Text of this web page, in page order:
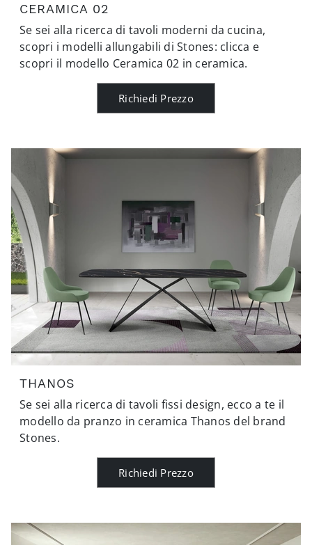
CERAMICA 02
Se sei alla ricerca di tavoli moderni da cucina,
scopri i modelli allungabili di Stones: clicca e
scopri il modello Ceramica 02 in ceramica.
Richiedi Prezzo
THANOS
Se sei alla ricerca di tavoli fissi design, ecco a te il
modello da pranzo in ceramica Thanos del brand
Stones.
Richiedi Prezzo